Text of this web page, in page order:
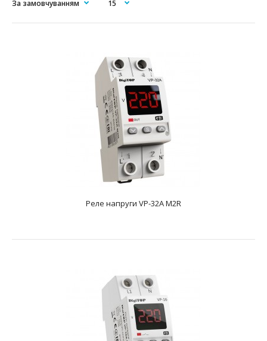
Реле напруги VP-32A M2R
напруга50-4..
Реле напруги VP-32A M2R